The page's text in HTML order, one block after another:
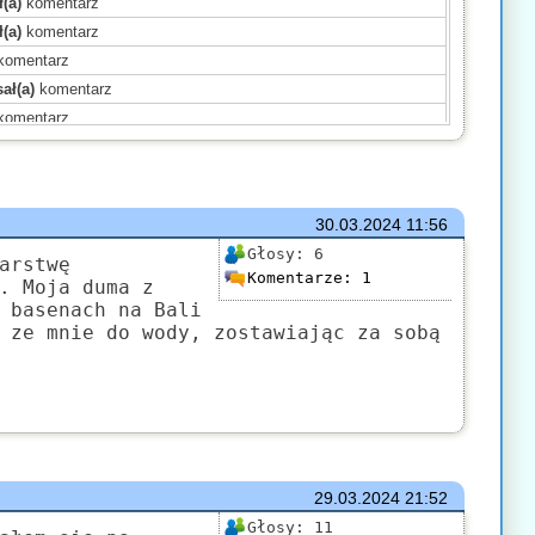
komentarz
komentarz
komentarz
komentarz
30.03.202411:56
Głosy: 6
Komentarze: 1
Moja duma z
na Bali
mnie do wody, zostawiając za sobą
29.03.202421:52
Głosy: 11